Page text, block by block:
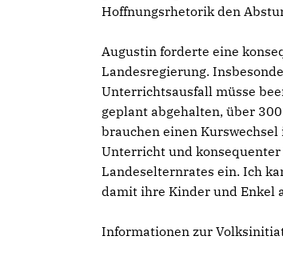
Hoffnungsrhetorik den
Augustin forderte eine
Landesregierung.
Unterrichtsausfall müsse
geplant abgehalten, über
brauchen einen
Unterricht und
Landeselternrates ein. Ich
damit ihre Kinder und Enkel
Informationen zur